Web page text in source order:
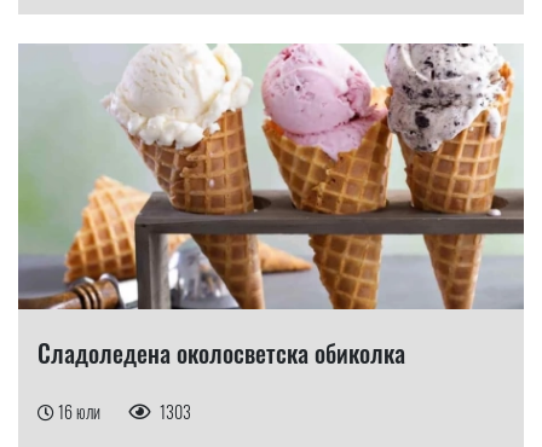
Сладоледена околосветска обиколка
16 юли 1303